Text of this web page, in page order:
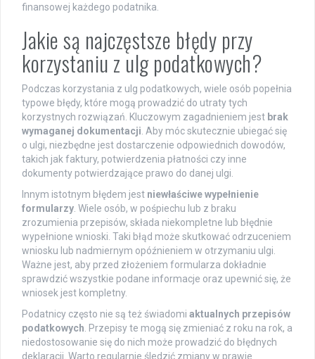
finansowej każdego podatnika.
Jakie są najczęstsze błędy przy
korzystaniu z ulg podatkowych?
Podczas korzystania z ulg podatkowych, wiele osób popełnia
typowe błędy, które mogą prowadzić do utraty tych
korzystnych rozwiązań. Kluczowym zagadnieniem jest brak
wymaganej dokumentacji . Aby móc skutecznie ubiegać się
o ulgi, niezbędne jest dostarczenie odpowiednich dowodów,
takich jak faktury, potwierdzenia płatności czy inne
dokumenty potwierdzające prawo do danej ulgi.
Innym istotnym błędem jest niewłaściwe wypełnienie
formularzy . Wiele osób, w pośpiechu lub z braku
zrozumienia przepisów, składa niekompletne lub błędnie
wypełnione wnioski. Taki błąd może skutkować odrzuceniem
wniosku lub nadmiernym opóźnieniem w otrzymaniu ulgi.
Ważne jest, aby przed złożeniem formularza dokładnie
sprawdzić wszystkie podane informacje oraz upewnić się, że
wniosek jest kompletny.
Podatnicy często nie są też świadomi aktualnych przepisów
podatkowych . Przepisy te mogą się zmieniać z roku na rok, a
niedostosowanie się do nich może prowadzić do błędnych
deklaracji. Warto regularnie śledzić zmiany w prawie